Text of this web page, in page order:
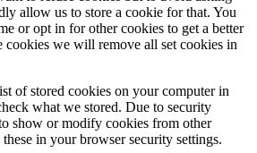
allow us to store a cookie for that. You
or opt in for other cookies to get a better
cookies we will remove all set cookies in
of stored cookies on your computer in
what we stored. Due to security
show or modify cookies from other
in your browser security settings.